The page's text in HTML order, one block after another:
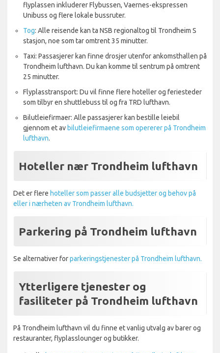
flyplassen inkluderer Flybussen, Vaernes-ekspressen
Unibuss og flere lokale bussruter.
Tog: Alle reisende kan ta NSB regionaltog til Trondheim S
stasjon, noe som tar omtrent 35 minutter.
Taxi: Passasjerer kan finne drosjer utenfor ankomsthallen på
Trondheim lufthavn. Du kan komme til sentrum på omtrent
25 minutter.
Flyplasstransport: Du vil finne flere hoteller og feriesteder
som tilbyr en shuttlebuss til og fra TRD lufthavn.
Bilutleiefirmaer: Alle passasjerer kan bestille leiebil
gjennom et av bilutleiefirmaene som opererer på Trondheim
lufthavn.
Hoteller nær Trondheim lufthavn
Det er flere hoteller som passer alle budsjetter og behov på
eller i nærheten av Trondheim lufthavn.
Parkering på Trondheim lufthavn
Se alternativer forparkeringstjenester på Trondheim lufthavn.
Ytterligere tjenester og
fasiliteter på Trondheim lufthavn
På Trondheim lufthavn vil du finne et vanlig utvalg av barer og
restauranter, flyplasslounger og butikker.